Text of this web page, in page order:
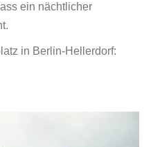
ein nächtlicher
in Berlin-Hellerdorf: